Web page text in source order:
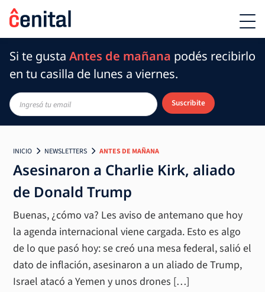
Si te gusta Antes de mañana podés recibirlo
en tu casilla de lunes a viernes.
Suscribite
INICIO NEWSLETTERS ANTES DE MAÑANA
Asesinaron a Charlie Kirk, aliado
de Donald Trump
Buenas, ¿cómo va? Les aviso de antemano que hoy
la agenda internacional viene cargada. Esto es algo
de lo que pasó hoy: se creó una mesa federal, salió el
dato de inflación, asesinaron a un aliado de Trump,
Israel atacó a Yemen y unos drones […]